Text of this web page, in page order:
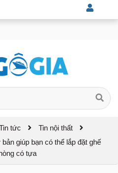
bạn có thể lắp đặt ghế văn phòng
tức
Tin nội thất
giúp bạn có thể lắp đặt ghế
có tựa